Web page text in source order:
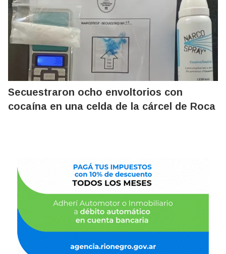
Secuestraron ocho envoltorios con
cocaína en una celda de la cárcel de Roca